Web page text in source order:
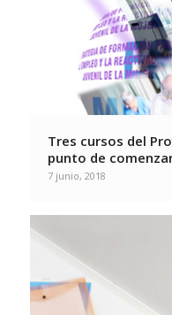
Tres cursos del
punto de
7 junio, 2018